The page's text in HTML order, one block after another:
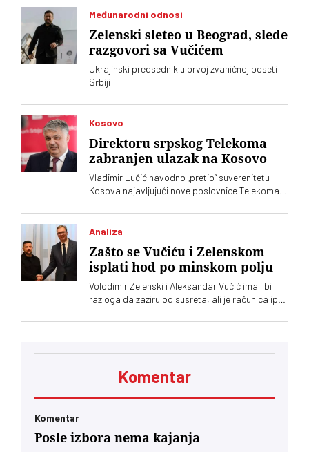
Međunarodni odnosi
Zelenski sleteo u Beograd, slede
razgovori sa Vučićem
Ukrajinski predsednik u prvoj zvaničnoj poseti
Srbiji
Kosovo
Direktoru srpskog Telekoma
zabranjen ulazak na Kosovo
Vladimir Lučić navodno „pretio“ suverenitetu
Kosova najavljujući nove poslovnice Telekoma
Analiza
Zašto se Vučiću i Zelenskom
isplati hod po minskom polju
Volodimir Zelenski i Aleksandar Vučić imali bi
razloga da zaziru od susreta, ali je računica ipak
trebaju municija i dronovi
Komentar
Komentar
Posle izbora nema kajanja